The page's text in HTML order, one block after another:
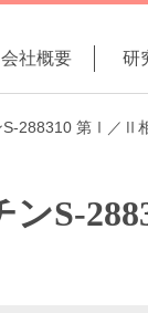
会社概要 研
S-288310 第Ⅰ／Ⅱ
ンS-